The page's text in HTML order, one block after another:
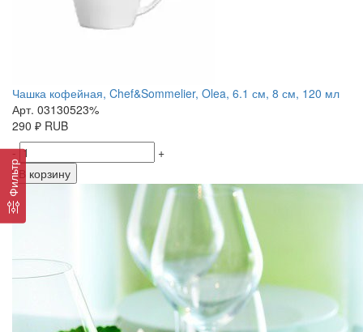
Фильтр
Чашка кофейная, Chef&Sommelier, Olea, 6.1 см, 8 см, 120 мл
Арт. 03130523%
290 ₽ RUB
-
+
В корзину